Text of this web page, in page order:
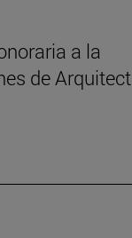
a la
de